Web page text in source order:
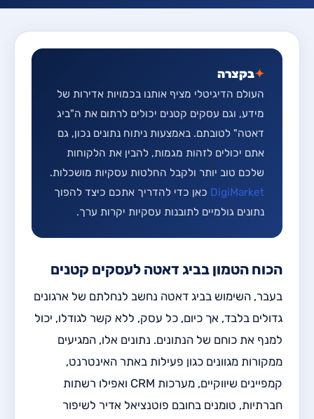
✦בקצרה
העולם הדיגיטלי מציף אותנו בכמויות אדירות של
מידע, וגם עסקים קטנים יכולים לרתום את ה"ביג
דאטה" לטובתם. באמצעות ניתוח נתונים נכון, גם
אתם יכולים לזהות מגמות, להבין את הלקוחות
שלכם טוב יותר ולקבל החלטות עסקיות מושכלות.
DigiMarket כאן כדי להדריך אתכם כיצד להפוך
נתונים גולמיים לתובנות עסקיות יקרות ערך.
הכוח הטמון בביג דאטה לעסקים קטנים
בעבר, השימוש בביג דאטה נחשב לנחלתם של ארגונים
גדולים בלבד, אך כיום, כל עסק, ללא קשר לגודלו, יכול
למנף את כוחם של הנתונים. נתונים אלו, המגיעים
ממקורות מגוונים כגון פעילות באתר האינטרנט,
קמפיינים שיווקיים, מערכות CRM ואפילו רשתות
חברתיות, טומנים בחובם פוטנציאל אדיר לשיפור